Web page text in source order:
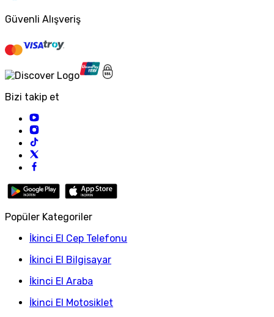
Güvenli Alışveriş
Bizi takip et
Popüler Kategoriler
İkinci El Cep Telefonu
İkinci El Bilgisayar
İkinci El Araba
İkinci El Motosiklet